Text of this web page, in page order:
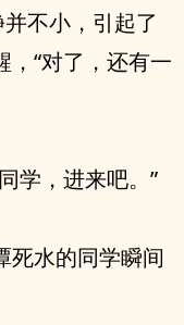
不小，引起了
“对了，还有一
学，进来吧。”
死水的同学瞬间